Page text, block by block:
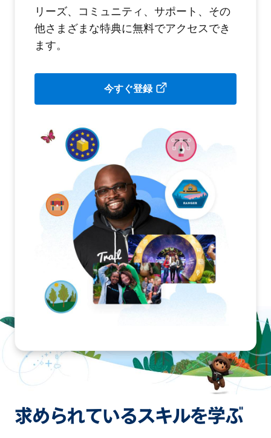
リーズ、コミュニティ、サポート、その
他さまざまな特典に無料でアクセスでき
ます。
今すぐ登録
求められているスキルを学ぶ